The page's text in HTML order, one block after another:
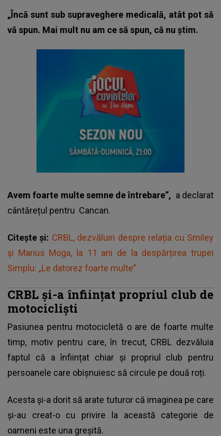
„Încă sunt sub supraveghere medicală, atât pot să
vă spun. Mai mult nu am ce să spun, că nu știm.
Avem foarte multe semne de întrebare”, a declarat
cântărețul pentru Cancan.
Citește și: CRBL, dezvăluiri despre relația cu Smiley
și Marius Moga, la 11 ani de la despărțirea trupei
Simplu: „Le datorez foarte multe”
CRBL și-a înființat propriul club de
motocicliști
Pasiunea pentru motocicletă o are de foarte multe
timp, motiv pentru care, în trecut, CRBL dezvăluia
faptul că a înființat chiar și propriul club pentru
persoanele care obișnuiesc să circule pe două roți.
Acesta și-a dorit să arate tuturor că imaginea pe care
și-au creat-o cu privire la această categorie de
oameni este una greșită.